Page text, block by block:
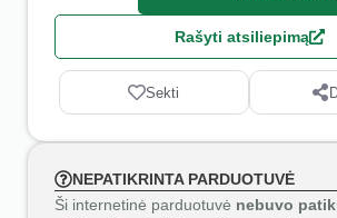
Rašyti atsiliepimą
Sekti
NEPATIKRINTA PARDUOTUVĖ
Ši internetinė parduotuvė nebuvo